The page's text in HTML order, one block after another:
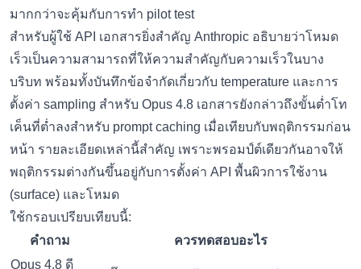
มากกว่าจะคุ้มกับการทำ pilot test
สำหรับผู้ใช้ API เอกสารยิ่งสำคัญ Anthropic อธิบายว่าโหมด
เร็วเป็นความสามารถที่ให้ความสำคัญกับความเร็วในบาง
บริบท พร้อมทั้งบันทึกข้อจำกัดเกี่ยวกับ temperature และการ
ตั้งค่า sampling สำหรับ Opus 4.8 เอกสารยังกล่าวถึงขั้นต่ำโท
เค็นที่ต่ำลงสำหรับ prompt caching เมื่อเทียบกับพฤติกรรมก่อน
หน้า รายละเอียดเหล่านี้สำคัญ เพราะพรอมป์ต์เดียวกันอาจให้
พฤติกรรมต่างกันขึ้นอยู่กับการตั้งค่า API พื้นผิวการใช้งาน
(surface) และโหมด
ใช้กรอบเปรียบเทียบนี้:
คำถาม
ควรทดสอบอะไร
Opus 4.8 ดี